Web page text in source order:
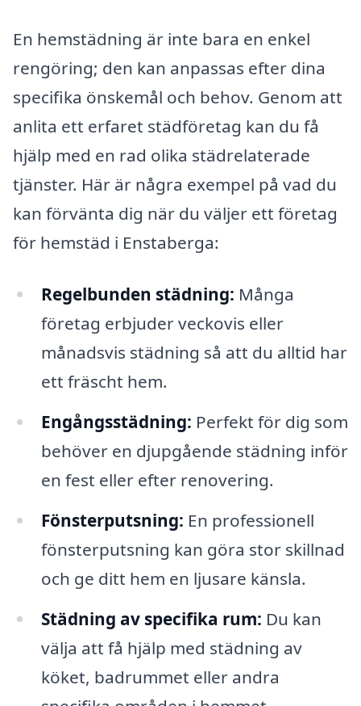
En hemstädning är inte bara en enkel
rengöring; den kan anpassas efter dina
specifika önskemål och behov. Genom att
anlita ett erfaret städföretag kan du få
hjälp med en rad olika städrelaterade
tjänster. Här är några exempel på vad du
kan förvänta dig när du väljer ett företag
för hemstäd i Enstaberga:
Regelbunden städning: Många
företag erbjuder veckovis eller
månadsvis städning så att du alltid har
ett fräscht hem.
Engångsstädning: Perfekt för dig som
behöver en djupgående städning inför
en fest eller efter renovering.
Fönsterputsning: En professionell
fönsterputsning kan göra stor skillnad
och ge ditt hem en ljusare känsla.
Städning av specifika rum: Du kan
välja att få hjälp med städning av
köket, badrummet eller andra